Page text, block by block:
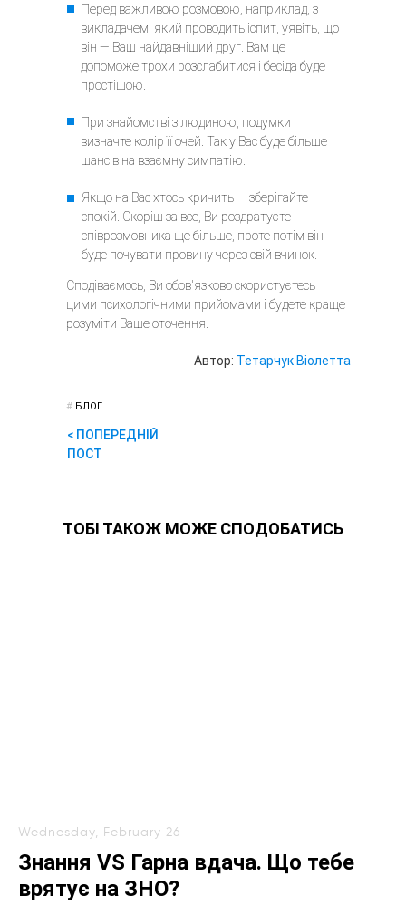
< ПОПЕРЕДНІЙ
ПОСТ
# БЛОГ
Перед важливою розмовою, наприклад, з
викладачем, який проводить іспит, уявіть, що
він — Ваш найдавніший друг. Вам це
допоможе трохи розслабитися і бесіда буде
простішою.
При знайомстві з людиною, подумки
визначте колір її очей. Так у Вас буде більше
шансів на взаємну симпатію.
Якщо на Вас хтось кричить — зберігайте
спокій. Скоріш за все, Ви роздратуєте
співрозмовника ще більше, проте потім він
буде почувати провину через свій вчинок.
Сподіваємось, Ви обов'язково скористуєтесь
цими психологічними прийомами і будете краще
розуміти Ваше оточення.
Автор: Тетарчук Віолетта
ТОБІ ТАКОЖ МОЖЕ СПОДОБАТИСЬ
Wednesday, February 26
Знання VS Гарна вдача. Що тебе
врятує на ЗНО?